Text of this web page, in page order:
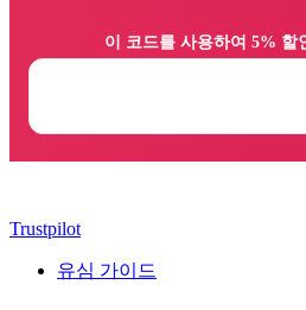
Trustpilot
유심 가이드